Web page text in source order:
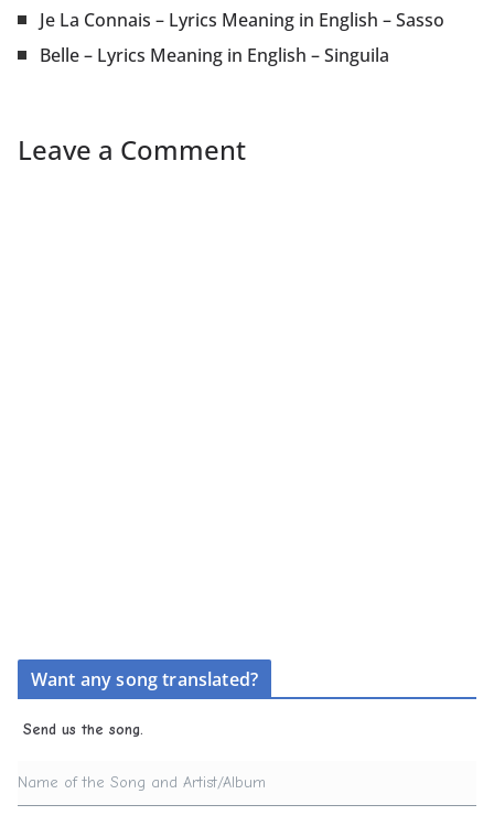
Je La Connais – Lyrics Meaning in English – Sasso
Belle – Lyrics Meaning in English – Singuila
Leave a Comment
Want any song translated?
Send us the song.